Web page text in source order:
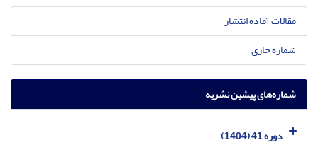
مقالات آماده انتشار
شماره جاری
شماره‌های پیشین نشریه
دوره 41 (1404)